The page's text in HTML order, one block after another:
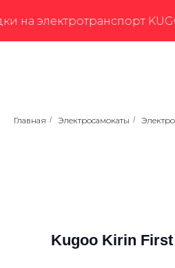
KUGOO
Главная / Электросамокаты /
Kugoo Kirin First